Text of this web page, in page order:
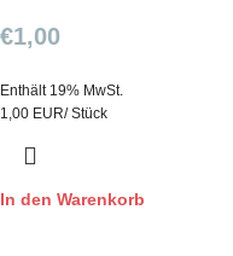
€1,00
Enthält 19% MwSt.
1,00 EUR/ Stück
In den Warenkorb